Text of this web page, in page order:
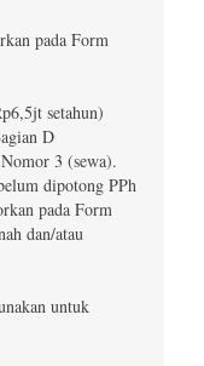
pada Form
setahun)
D
3 (sewa).
dipotong PPh
pada Form
dan/atau
untuk